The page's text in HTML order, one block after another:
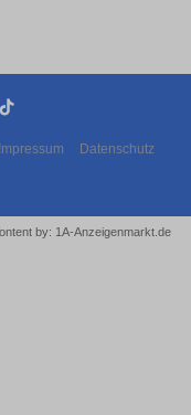
Impressum Datenschutz
by: 1A-Anzeigenmarkt.de